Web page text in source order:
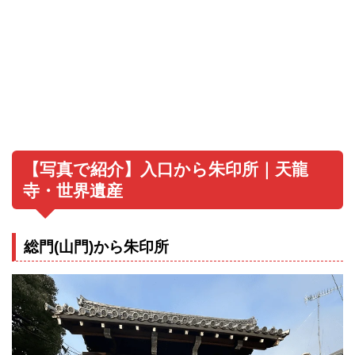
【写真で紹介】入口から朱印所｜天龍
寺・世界遺産
総門(山門)から朱印所